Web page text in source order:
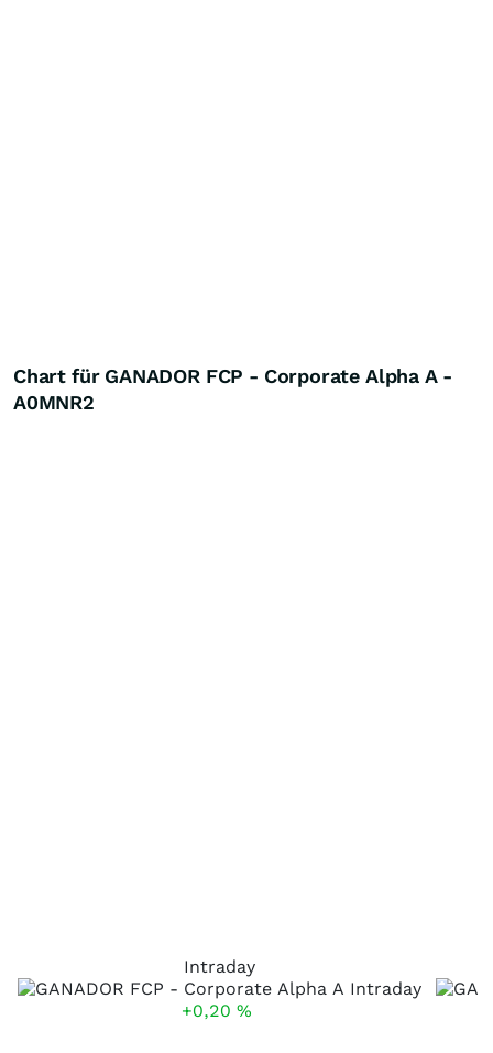
Chart für GANADOR FCP - Corporate Alpha A -
A0MNR2
Intraday
+0,20 %